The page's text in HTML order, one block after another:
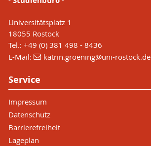
Universitätsplatz 1
18055 Rostock
Tel.: +49 (0) 381 498 - 8436
E-Mail:
katrin.groening@uni-rostock.de
Service
Impressum
Datenschutz
Barrierefreiheit
Lageplan